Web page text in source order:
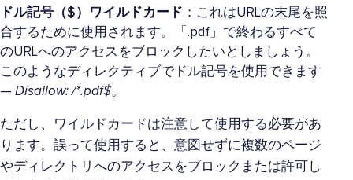
ドル記号（$）ワイルドカード ：これはURLの末尾を照
合するために使用されます。「.pdf」で終わるすべて
のURLへのアクセスをブロックしたいとしましょう。
このようなディレクティブでドル記号を使用できます
— Disallow: /*.pdf$。
ただし、ワイルドカードは注意して使用する必要があ
ります。誤って使用すると、意図せずに複数のページ
やディレクトリへのアクセスをブロックまたは許可し